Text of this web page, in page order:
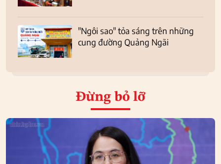
"Ngôi sao" tỏa sáng trên những
cung đường Quảng Ngãi
Đừng bỏ lỡ